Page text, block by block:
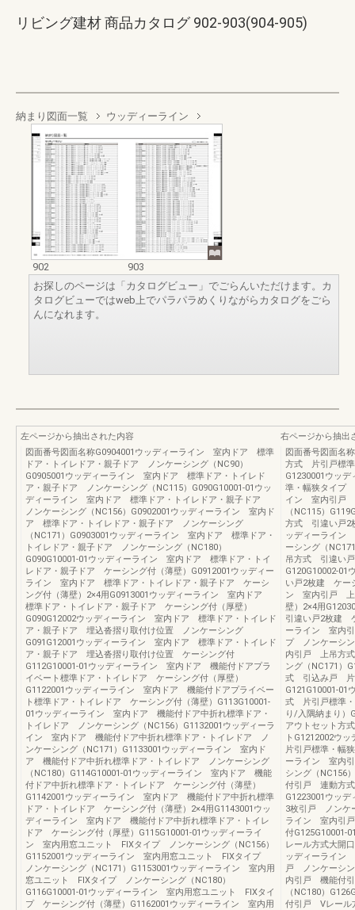
リビング建材 商品カタログ 902-903(904-905)
納まり図面一覧 ウッディーライン
902
903
お探しのページは「カタログビュー」でごらんいただけます。カ
タログビューではweb上でパラパラめくりながらカタログをごら
んになれます。
左ページから抽出された内容
図面番号図面名称G0904001ウッディーライン 室内ドア 標準
ドア・トイレドア・親子ドア ノンケーシング（NC90）
G0905001ウッディーライン 室内ドア 標準ドア・トイレド
ア・親子ドア ノンケーシング（NC115）G090G10001-01ウッ
ディーライン 室内ドア 標準ドア・トイレドア・親子ドア
ノンケーシング（NC156）G0902001ウッディーライン 室内ド
ア 標準ドア・トイレドア・親子ドア ノンケーシング
（NC171）G0903001ウッディーライン 室内ドア 標準ドア・
トイレドア・親子ドア ノンケーシング（NC180）
G090G10001-01ウッディーライン 室内ドア 標準ドア・トイ
レドア・親子ドア ケーシング付（薄壁）G0912001ウッディー
ライン 室内ドア 標準ドア・トイレドア・親子ドア ケーシ
ング付（薄壁）2×4用G0913001ウッディーライン 室内ドア
標準ドア・トイレドア・親子ドア ケーシング付（厚壁）
G090G12002ウッディーライン 室内ドア 標準ドア・トイレド
ア・親子ドア 埋込沓摺り取付け位置 ノンケーシング
G091G12001ウッディーライン 室内ドア 標準ドア・トイレド
ア・親子ドア 埋込沓摺り取付け位置 ケーシング付
G112G10001-01ウッディーライン 室内ドア 機能付ドアプラ
イベート標準ドア・トイレドア ケーシング付（厚壁）
G1122001ウッディーライン 室内ドア 機能付ドアプライベー
ト標準ドア・トイレドア ケーシング付（薄壁）G113G10001-
01ウッディーライン 室内ドア 機能付ドア中折れ標準ドア・
トイレドア ノンケーシング（NC156）G1132001ウッディーラ
イン 室内ドア 機能付ドア中折れ標準ドア・トイレドア ノ
ンケーシング（NC171）G1133001ウッディーライン 室内ド
ア 機能付ドア中折れ標準ドア・トイレドア ノンケーシング
（NC180）G114G10001-01ウッディーライン 室内ドア 機能
付ドア中折れ標準ドア・トイレドア ケーシング付（薄壁）
G1142001ウッディーライン 室内ドア 機能付ドア中折れ標準
ドア・トイレドア ケーシング付（薄壁）2×4用G1143001ウッ
ディーライン 室内ドア 機能付ドア中折れ標準ドア・トイレ
ドア ケーシング付（厚壁）G115G10001-01ウッディーライ
ン 室内用窓ユニット FIXタイプ ノンケーシング（NC156）
G1152001ウッディーライン 室内用窓ユニット FIXタイプ
ノンケーシング（NC171）G1153001ウッディーライン 室内用
窓ユニット FIXタイプ ノンケーシング（NC180）
G116G10001-01ウッディーライン 室内用窓ユニット FIXタイ
プ ケーシング付（薄壁）G1162001ウッディーライン 室内用
右ページから抽出
図面番号図面名
方式 片引戸標
G1230001ウッ
準・幅狭タイプ
イン 室内引戸
（NC115）
方式 引違い戸2
ッディーライ
ーシング（
吊方式 引違い
G120G10002-
い戸2枚建 ケー
ン 室内引戸 上
壁）2×4用
引違い戸2枚建
ーライン 室内
プ ノンケーシ
内引戸 上吊方
ング（NC171）
式 引込み戸 片
G121G10001-
式 片引戸標準
り/入隅納まり
アウトセット方
トG1212002ウ
片引戸標準・幅
ーライン 室内
シング（NC156
付引戸 連動方
G1223001ウッ
3枚引戸 ノンケ
ライン 室内引
付
レール方式大開
ッディーライ
戸 ノンケーシ
内引戸 機能付
（NC180）
付引戸 Vレール